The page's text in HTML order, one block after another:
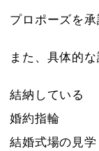
プロポーズを
また、具体的
結納している
婚約指輪
結婚式場の見